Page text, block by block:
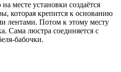
месте установки создаётся
которая крепится к основанию
лентами. Потом к этому месту
Сама люстра соединяется с
бабочки.